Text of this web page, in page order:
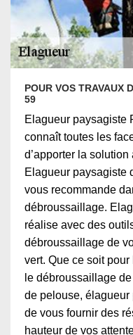
POUR VOS TRAVAUX
59
Elagueur paysagiste
connaît toutes les
d’apporter la
Elagueur paysagiste
vous recommande
débroussaillage.
réalise avec des
débroussaillage de
vert. Que ce soit
le débroussaillage
de pelouse,
de vous fournir des
hauteur de vos